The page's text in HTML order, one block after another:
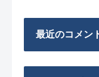
最近のコメン